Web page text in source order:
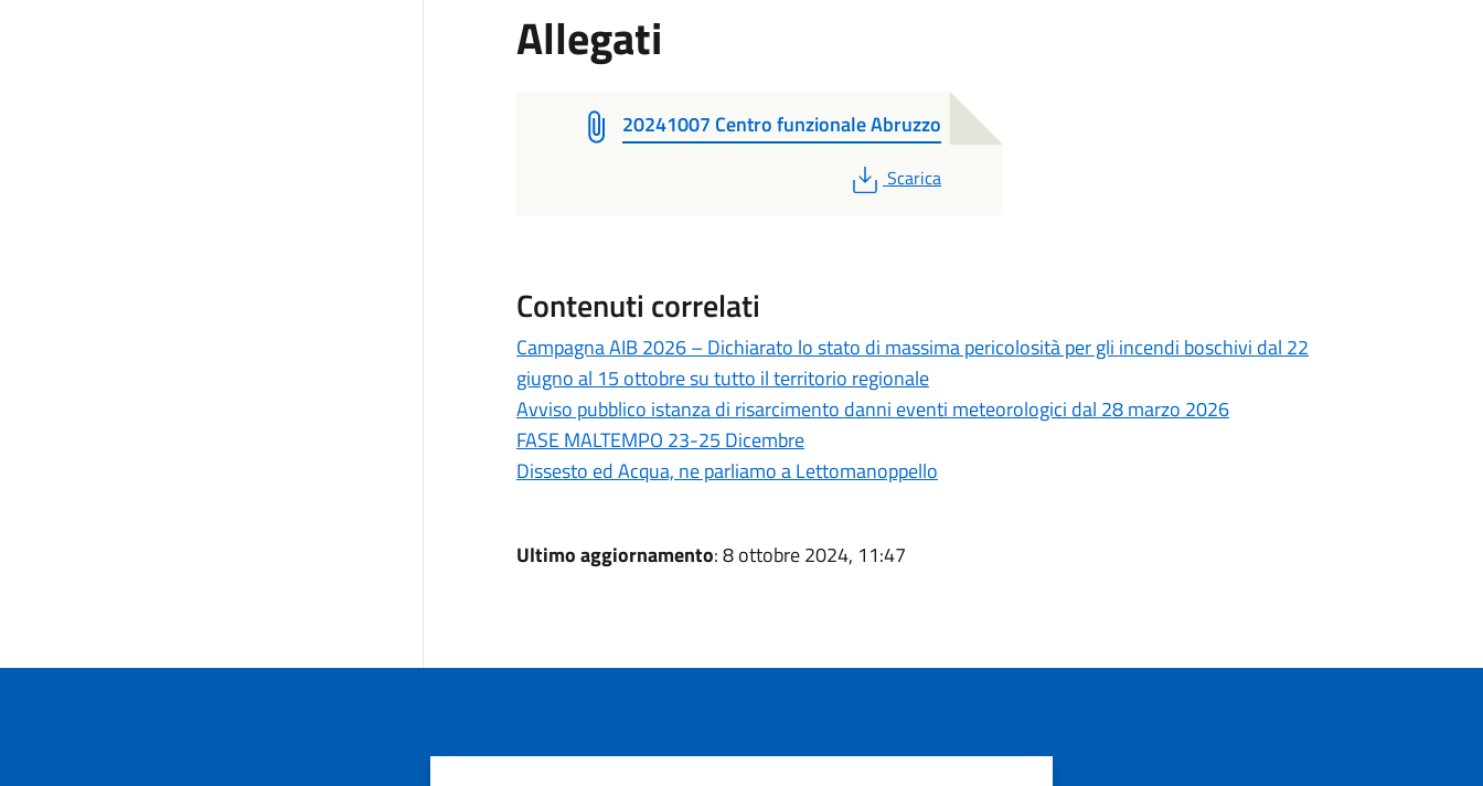
Allegati
20241007 Centro funzionale Abruzzo
PDF
Scarica
Contenuti correlati
Campagna AIB 2026 – Dichiarato lo stato di massima pericolosità per gli incendi boschivi dal 22
giugno al 15 ottobre su tutto il territorio regionale
Avviso pubblico istanza di risarcimento danni eventi meteorologici dal 28 marzo 2026
FASE MALTEMPO 23-25 Dicembre
Dissesto ed Acqua, ne parliamo a Lettomanoppello
Ultimo aggiornamento: 8 ottobre 2024, 11:47